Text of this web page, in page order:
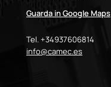
Guarda in Google Maps
Tel. +34937606814
info@camec.es